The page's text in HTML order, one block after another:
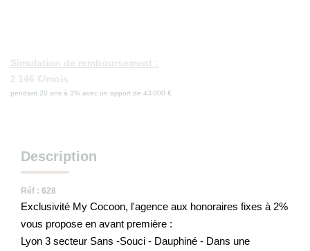
Simulation de remboursement :
2 146 €/mois
pendant 20 ans à 3% avec un apport de 43 000 €
Description
Réf : 628
Exclusivité My Cocoon, l'agence aux honoraires fixes à 2%
vous propose en avant première :
Lyon 3 secteur Sans -Souci - Dauphiné - Dans une